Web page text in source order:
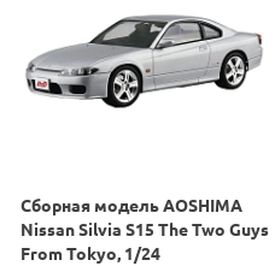
Сборная модель AOSHIMA
Nissan Silvia S15 The Two Guys
From Tokyo, 1/24